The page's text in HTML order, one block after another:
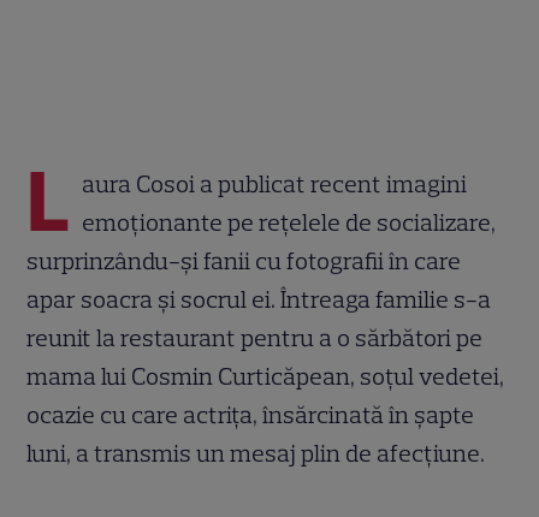
L aura Cosoi a publicat recent imagini
emoționante pe rețelele de socializare,
surprinzându-și fanii cu fotografii în care
apar soacra și socrul ei. Întreaga familie s-a
reunit la restaurant pentru a o sărbători pe
mama lui Cosmin Curticăpean, soțul vedetei,
ocazie cu care actrița, însărcinată în șapte
luni, a transmis un mesaj plin de afecțiune.